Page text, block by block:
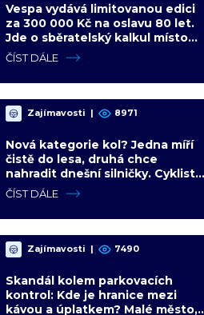
Vespa vydává limitovanou edici
za 300 000 Kč na oslavu 80 let.
Jde o sběratelský kalkul místo
jízdního upgradu
ČÍST DÁLE
Zajímavosti | 8971
Nová kategorie kol? Jedna míří
čistě do lesa, druhá chce
nahradit dnešní silničky. Cyklisté
mají rozporuplné názory
ČÍST DÁLE
Zajímavosti | 7490
Skandál kolem parkovacích
kontrol: Kde je hranice mezi
kávou a úplatkem? Malé město,